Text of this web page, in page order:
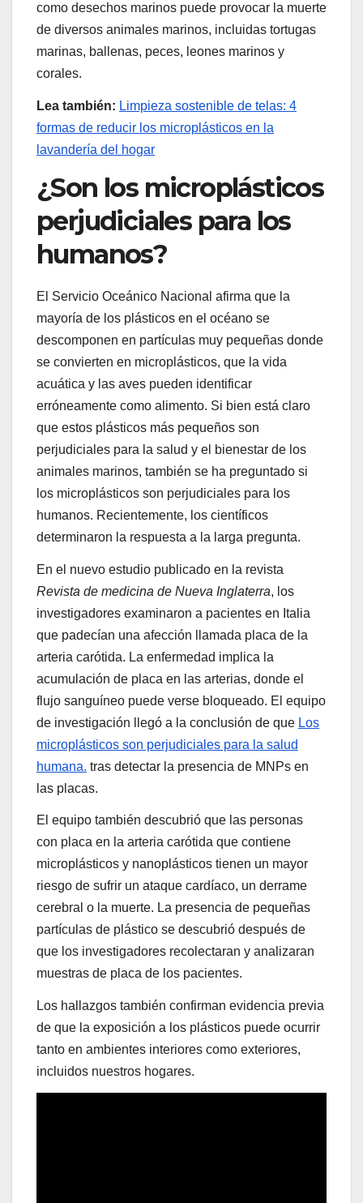
como desechos marinos puede provocar la muerte
de diversos animales marinos, incluidas tortugas
marinas, ballenas, peces, leones marinos y
corales.
Lea también: Limpieza sostenible de telas: 4
formas de reducir los microplásticos en la
lavandería del hogar
¿Son los microplásticos
perjudiciales para los
humanos?
El Servicio Oceánico Nacional afirma que la
mayoría de los plásticos en el océano se
descomponen en partículas muy pequeñas donde
se convierten en microplásticos, que la vida
acuática y las aves pueden identificar
erróneamente como alimento. Si bien está claro
que estos plásticos más pequeños son
perjudiciales para la salud y el bienestar de los
animales marinos, también se ha preguntado si
los microplásticos son perjudiciales para los
humanos. Recientemente, los científicos
determinaron la respuesta a la larga pregunta.
En el nuevo estudio publicado en la revista
Revista de medicina de Nueva Inglaterra, los
investigadores examinaron a pacientes en Italia
que padecían una afección llamada placa de la
arteria carótida. La enfermedad implica la
acumulación de placa en las arterias, donde el
flujo sanguíneo puede verse bloqueado. El equipo
de investigación llegó a la conclusión de que Los
microplásticos son perjudiciales para la salud
humana. tras detectar la presencia de MNPs en
las placas.
El equipo también descubrió que las personas
con placa en la arteria carótida que contiene
microplásticos y nanoplásticos tienen un mayor
riesgo de sufrir un ataque cardíaco, un derrame
cerebral o la muerte. La presencia de pequeñas
partículas de plástico se descubrió después de
que los investigadores recolectaran y analizaran
muestras de placa de los pacientes.
Los hallazgos también confirman evidencia previa
de que la exposición a los plásticos puede ocurrir
tanto en ambientes interiores como exteriores,
incluidos nuestros hogares.